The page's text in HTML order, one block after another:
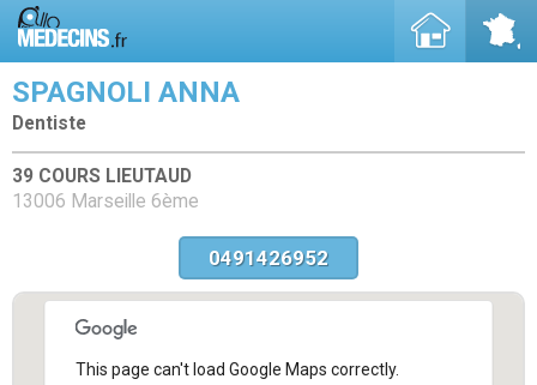
SPAGNOLI ANNA
Dentiste
39 COURS LIEUTAUD
13006 Marseille 6ème
0491426952
This page can't load Google Maps correctly.